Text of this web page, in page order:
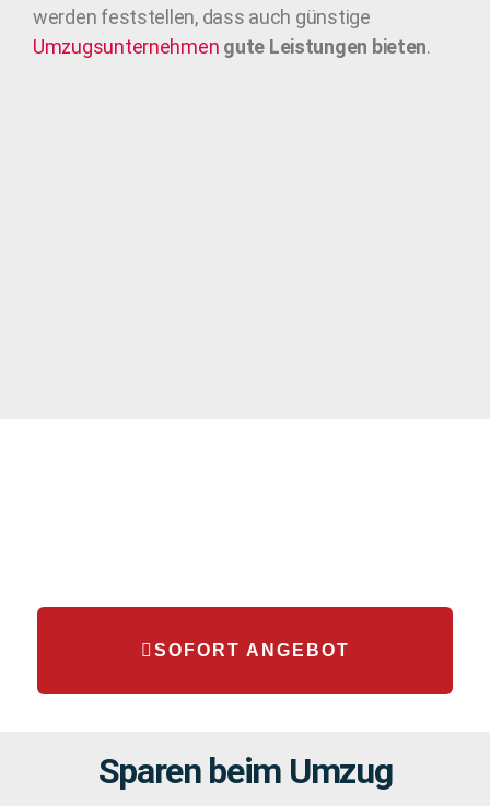
werden feststellen, dass auch günstige
Umzugsunternehmen gute Leistungen bieten.
SOFORT ANGEBOT
Sparen beim Umzug